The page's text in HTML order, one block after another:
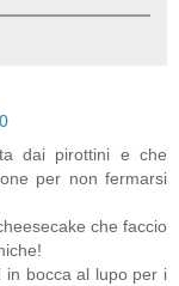
dai pirottini e che
per non fermarsi
che faccio
in bocca al lupo per i